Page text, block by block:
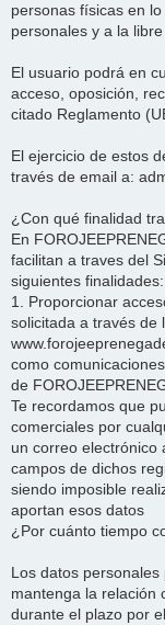
personas físicas en
personales y a la
El usuario podrá en
acceso, oposición,
citado Reglamento
El ejercicio de estos
través de email a:
¿Con qué finalidad
En
facilitan a traves del
siguientes finalidades:
1. Proporcionar
solicitada a través de
como
de
Te recordamos que
comerciales por
un correo electrónico
campos de dichos
siendo imposible
aportan esos datos
¿Por cuánto tiempo
Los datos
mantenga la relación
durante el plazo por